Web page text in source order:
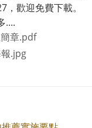
歡迎免費下載。
....
章.pdf
.jpg